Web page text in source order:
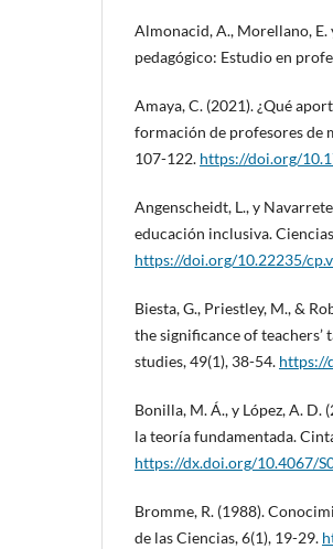
Almonacid, A., Morellano,
pedagógico: Estudio en
Amaya, C. (2021). ¿Qué
formación de profesores de
107-122. https://doi.org/
Angenscheidt, L., y
educación inclusiva.
https://doi.org/10.22235/
Biesta, G., Priestley, M., &
the significance of
studies, 49(1), 38-54. https://
Bonilla, M. Á., y López, A.
la teoría fundamentada.
https://dx.doi.org/10.4067/
Bromme, R. (1988).
de las Ciencias, 6(1), 19-29.